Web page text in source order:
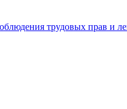
трудовых прав и